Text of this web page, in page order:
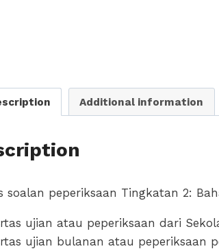
Additional information
soalan peperiksaan Tingkatan 2:
ujian atau peperiksaan dari
ujian bulanan atau peperiksaan